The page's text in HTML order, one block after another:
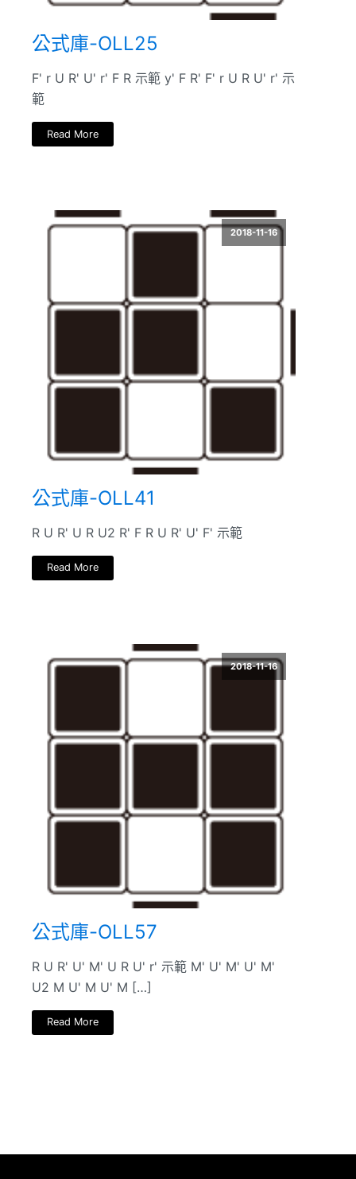
公式庫-OLL25
F' r U R' U' r' F R 示範 y' F R' F' r U R U' r' 示
範
Read More
2018-11-16
公式庫-OLL41
R U R' U R U2 R' F R U R' U' F' 示範
Read More
2018-11-16
公式庫-OLL57
R U R' U' M' U R U' r' 示範 M' U' M' U' M'
U2 M U' M U' M […]
Read More